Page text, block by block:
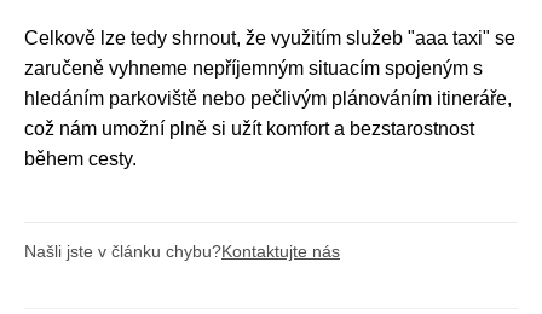
Celkově lze tedy shrnout, že využitím služeb "aaa taxi" se
zaručeně vyhneme nepříjemným situacím spojeným s
hledáním parkoviště nebo pečlivým plánováním itineráře,
což nám umožní plně si užít komfort a bezstarostnost
během cesty.
Našli jste v článku chybu?Kontaktujte nás